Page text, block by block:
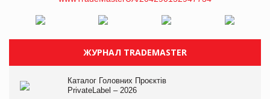
ЖУРНАЛ TRADEMASTER
Каталог Головних Проєктів
PrivateLabel – 2026